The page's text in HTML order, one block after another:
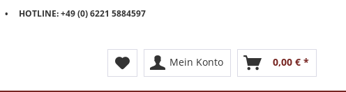
• HOTLINE: +49 (0) 6221 5884597
Mein Konto 0,00 € *